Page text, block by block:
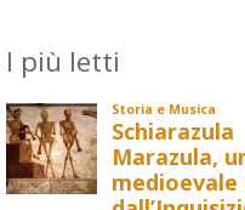
I più letti